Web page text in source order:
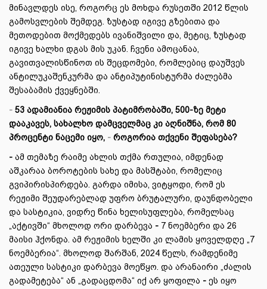
მინავლდეს ისე, როგორც ეს მოხდა რუსეთში 2012 წლის
გამოსვლების შემდეგ. ზუსტად იგივე გზებითა და
მეთოდებით მოქმედებს ივანიშვილი და, მეტიც, ზუსტად
იგივე ხალხი დგას მის უკან. ჩვენი ამოცანაა,
გავითვალისწინოთ ის შეცდომები, რომლებიც დაუშვეს
ანტილუკაშენკურმა და ანტიპუტინისტურმა ძალებმა
შესაბამის ქვეყნებში.
- 53 ადამიანია რეჟიმის პატიმრობაში, 500-ზე მეტი
დააკავეს, სახალხო დამცველმაც კი აღნიშნა, რომ 80
პროცენტი ნაცემი იყო, - როგორია თქვენი შეფასება?
- ამ თემაზე რაიმე ახლის თქმა რთულია, იმდენად
აშკარაა ბოროტების სახე და მასშტაბი, რომელიც
გვიპირისპირდება. გარდა იმისა, ვიტყოდი, რომ ეს
რეჟიმი შეუდარებლად უფრო ბრუტალური, დაუნდობელი
და სასტიკია, ვიდრე წინა ხელისუფლება, რომელსაც
„აქტივში“ მხოლოდ ორი დარბევა - 7 ნოემბერი და 26
მაისი ჰქონდა. ამ რეჟიმის ხელში კი ლამის ყოველდღე „7
ნოემბერია“. მხოლოდ შარშან, 2024 წელს, რამდენიმე
ათეული სასტიკი დარბევა მოეწყო. და არანაირი „ძალის
გადამეტება“ ან „გადაცდომა“ იქ არ ყოფილა - ეს იყო